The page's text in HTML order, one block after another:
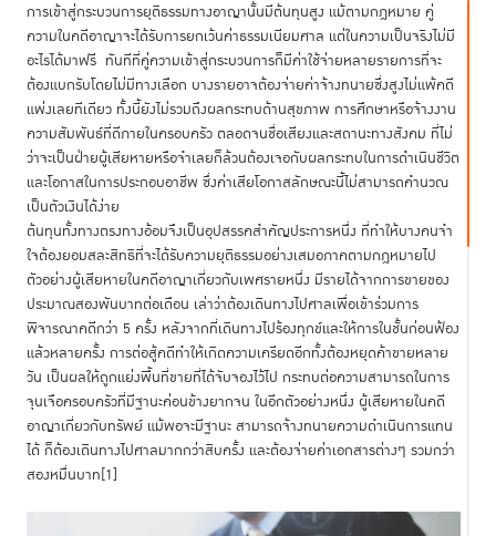
การเข้าสู่กระบวนการยุติธรรมทางอาญานั้นมีต้นทุนสูง แม้ตามกฎหมาย คู่
ความในคดีอาญาจะได้รับการยกเว้นค่าธรรมเนียมศาล แต่ในความเป็นจริงไม่มี
อะไรได้มาฟรี ทันทีที่คู่ความเข้าสู่กระบวนการก็มีค่าใช้จ่ายหลายรายการที่จะ
ต้องแบกรับโดยไม่มีทางเลือก บางรายอาจต้องจ่ายค่าจ้างทนายซึ่งสูงไม่แพ้คดี
แพ่งเลยทีเดียว ทั้งนี้ยังไม่รวมถึงผลกระทบด้านสุขภาพ การศึกษาหรือจ้างงาน
ความสัมพันธ์ที่ดีภายในครอบครัว ตลอดจนชื่อเสียงและสถานะทางสังคม ที่ไม่
ว่าจะเป็นฝ่ายผู้เสียหายหรือจำเลยก็ล้วนต้องเจอกับผลกระทบในการดำเนินชีวิต
และโอกาสในการประกอบอาชีพ ซึ่งค่าเสียโอกาสลักษณะนี้ไม่สามารถคำนวณ
เป็นตัวเงินได้ง่าย
ต้นทุนทั้งทางตรงทางอ้อมจึงเป็นอุปสรรคสำคัญประการหนึ่ง ที่ทำให้บางคนจำ
ใจต้องยอมสละสิทธิที่จะได้รับความยุติธรรมอย่างเสมอภาคตามกฎหมายไป
ตัวอย่างผู้เสียหายในคดีอาญาเกี่ยวกับเพศรายหนึ่ง มีรายได้จากการขายของ
ประมาณสองพันบาทต่อเดือน เล่าว่าต้องเดินทางไปศาลเพื่อเข้าร่วมการ
พิจารณาคดีกว่า 5 ครั้ง หลังจากที่เดินทางไปร้องทุกข์และให้การในชั้นก่อนฟ้อง
แล้วหลายครั้ง การต่อสู้คดีทำให้เกิดความเครียดอีกทั้งต้องหยุดค้าขายหลาย
วัน เป็นผลให้ถูกแย่งพื้นที่ขายที่ได้จับจองไว้ไป กระทบต่อความสามารถในการ
จุนเจือครอบครัวที่มีฐานะค่อนข้างยากจน ในอีกตัวอย่างหนึ่ง ผู้เสียหายในคดี
อาญาเกี่ยวกับทรัพย์ แม้พอจะมีฐานะ สามารถจ้างทนายความดำเนินการแทน
ได้ ก็ต้องเดินทางไปศาลมากกว่าสิบครั้ง และต้องจ่ายค่าเอกสารต่างๆ รวมกว่า
สองหมื่นบาท[1]